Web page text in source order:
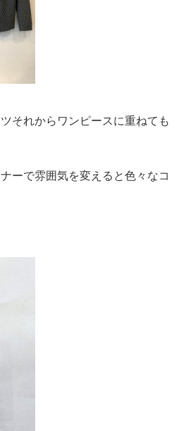
それからワンピースに重ねても
ーで雰囲気を変えると色々なコ